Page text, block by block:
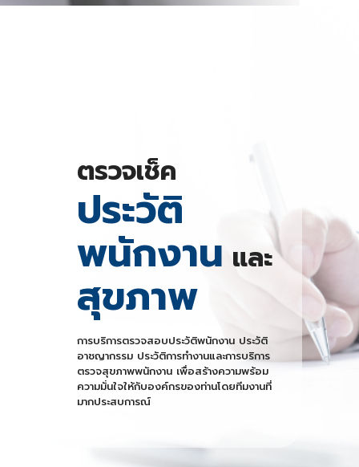
ตรวจเช็ค
ประวัติ
พนักงาน และ
สุขภาพ
การบริการตรวจสอบประวัติพนักงาน ประวัติ
อาชญากรรม ประวัติการทำงานและการบริการ
ตรวจสุขภาพพนักงาน เพื่อสร้างความพร้อม
ความมั่นใจให้กับองค์กรของท่านโดยทีมงานที่
มากประสบการณ์